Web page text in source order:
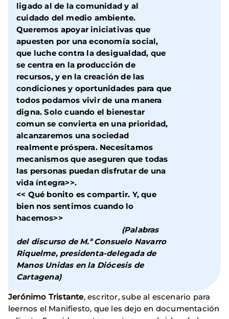
ligado al de la comunidad y al
cuidado del medio ambiente.
Queremos apoyar iniciativas que
apuesten por una economía social,
que luche contra la desigualdad, que
se centra en la producción de
recursos, y en la creación de las
condiciones y oportunidades para que
todos podamos vivir de una manera
digna. Solo cuando el bienestar
comun se convierta en una prioridad,
alcanzaremos una sociedad
realmente próspera. Necesitamos
mecanismos que aseguren que todas
las personas puedan disfrutar de una
vida íntegra>>.
<< Qué bonito es compartir. Y, que
bien nos sentimos cuando lo
hacemos>>
(Palabras
del discurso de M.ª Consuelo Navarro
Riquelme, presidenta-delegada de
Manos Unidas en la Diócesis de
Cartagena)
Jerónimo Tristante, escritor, sube al escenario para
leernos el Manifiesto, que les dejo en documentación